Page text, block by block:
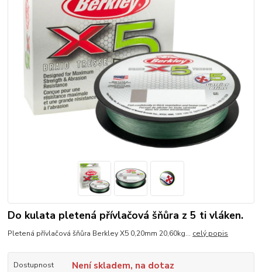
Do kulata pletená přívlačová šňůra z 5 ti vláken.
Pletená přívlačová šňůra Berkley X5 0,20mm 20,60kg... celý popis
Dostupnost Není skladem, na dotaz